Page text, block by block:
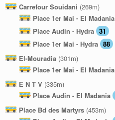
Carrefour Souidani (269m)
Place 1er Mai - El Madania
Place Audin - Hydra 31
Place 1er Mai - Hydra 88
El-Mouradia (301m)
Place 1er Mai - El Madania
E N T V (335m)
Place Audin - El Madania
Place Bd des Martyrs (453m)